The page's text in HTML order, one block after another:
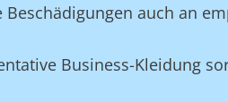
auch an
Business-Kleidung